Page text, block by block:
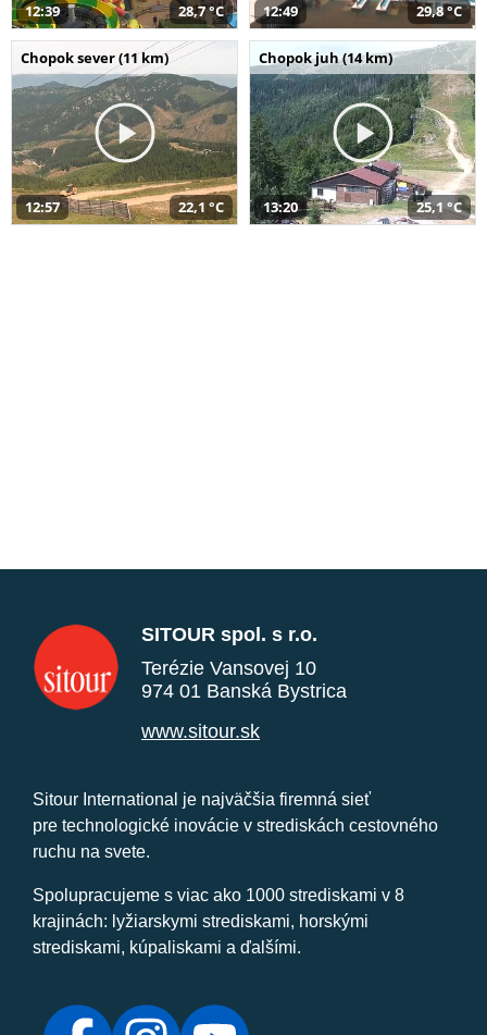
12:39 28,7 °C 12:49 29,8 °C
Chopok sever (11 km)
12:57 22,1 °C
Chopok juh (14 km)
13:20 25,1 °C
SITOUR spol. s r.o.
Terézie Vansovej 10
974 01 Banská Bystrica
www.sitour.sk
Sitour International je najväčšia firemná sieť
pre technologické inovácie v strediskách cestovného
ruchu na svete.
Spolupracujeme s viac ako 1000 strediskami v 8
krajinách: lyžiarskymi strediskami, horskými
strediskami, kúpaliskami a ďalšími.